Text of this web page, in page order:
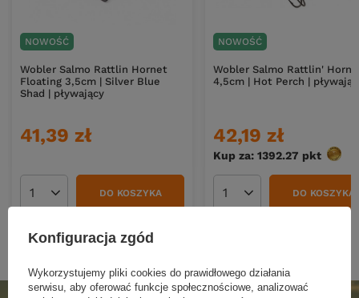
NOWOŚĆ
Wobler Salmo Rattlin Hornet
Floating 3,5cm | Silver Blue
Shad | pływający
41,39 zł
Ilość produktówDO KOSZYKA
NOWOŚĆ
Wobler Salmo Rattlin'
4,5cm | Hot Perch |
42,19 zł
Kup za: 1392.27 pkt
Ilość produktówDO KOSZYKA
Konfiguracja zgód
Wykorzystujemy pliki cookies do prawidłowego działania
serwisu, aby oferować funkcje społecznościowe, analizować